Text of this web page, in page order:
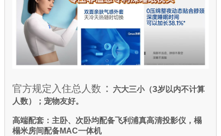
官方规定入住总人数 ： 六大三小（3岁以内不计算
人数）；宠物友好。
高端配套：主卧、次卧均配备飞利浦真高清投影仪，榻
榻米房间配备MAC一体机